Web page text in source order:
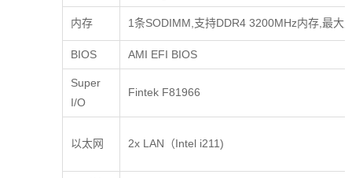
内存 1条SODIMM,支持DDR4 3200MHz内存,最大
BIOS AMI EFI BIOS
Super
I/O
Fintek F81966
以太网 2x LAN（Intel i211)